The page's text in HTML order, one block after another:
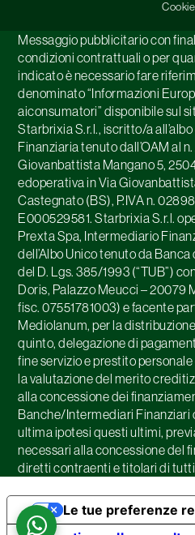
Messaggio pubblicitario con
condizioni contrattuali o per
indicato è necessario fare
denominato “Informazioni
aiconsumatori” disponibile sul
Starbrixia S.r.l., iscritto/a
Finanziaria tenuto dall’OAM al
Giovanbattista Mangano 5,
edoperativa in Via
Castegnato (BS), P.IVA n.
E000529581. Starbrixia S.r.l.
Prexta Spa, Intermediario
dell’Albo Unico tenuto da Banca
del D. Lgs. 385/1993 (“TUB”)
Doris, Palazzo Meucci – 20079
fisc. 07551781003) e facente
Mediolanum, per la
quinto, delegazione di
fine servizio e prestito
la valutazione del merito
alla concessione dei
Banche/Intermediari Finanziari
ultima ipotesi questi ultimi,
necessari alla concessione del
diretti contraenti e titolari di
Le tue preferenze